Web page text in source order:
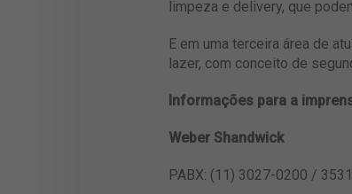
limpeza e delivery, que
E em uma terceira área de
lazer, com conceito de
Informações para a
Weber Shandwick
PABX: (11) 3027-0200 /